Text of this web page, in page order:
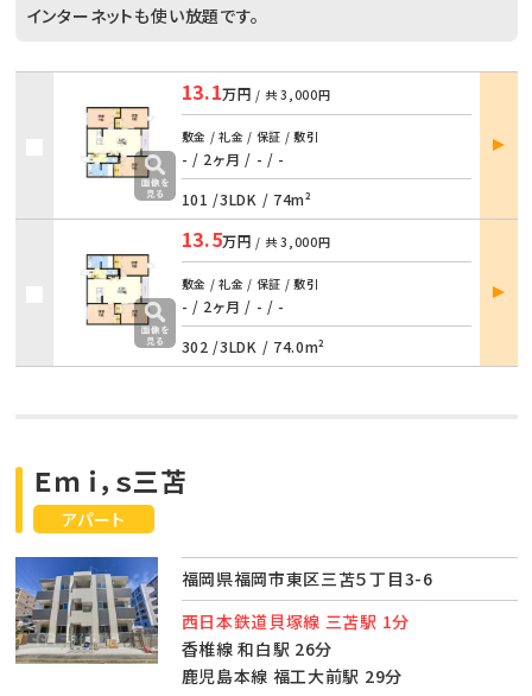
インターネットも使い放題です。
13.1万円 / 共3,000円
敷金 / 礼金 / 保証 / 敷引
- / 2ヶ月 / - / -
101 /3LDK / 74m²
部屋
詳細
13.5万円 / 共3,000円
敷金 / 礼金 / 保証 / 敷引
- / 2ヶ月 / - / -
302 /3LDK / 74.0m²
部屋
詳細
アパート
Ｅｍｉ，ｓ三苫
福岡県福岡市東区三苫５丁目3-6
西日本鉄道貝塚線 三苫駅 1分
香椎線 和白駅 26分
鹿児島本線 福工大前駅 29分